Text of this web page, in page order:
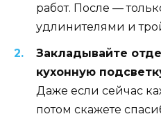
работ. После —
удлинителями и
Закладывайте
кухонную
Даже если сейчас
потом скажете